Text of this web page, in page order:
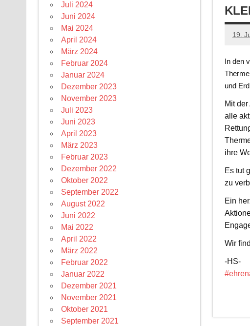
19.
In den
und
Mit
alle
ihre
Es tut
zu
Ein
Wir
-HS-
Juli 2024
Juni 2024
Mai 2024
April 2024
März 2024
Februar 2024
Januar 2024
Dezember 2023
November 2023
Juli 2023
Juni 2023
April 2023
März 2023
Februar 2023
Dezember 2022
Oktober 2022
September 2022
August 2022
Juni 2022
Mai 2022
April 2022
März 2022
Februar 2022
Januar 2022
Dezember 2021
November 2021
Oktober 2021
September 2021